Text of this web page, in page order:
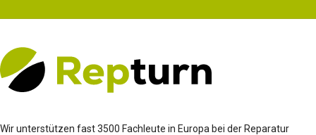
Wir unterstützen fast 3500 Fachleute in Europa bei der Reparatur